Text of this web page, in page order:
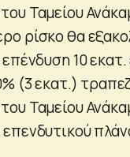
Ταμείου
ρίσκο θα
επένδυση 10
(3 εκατ.)
Ταμείου
επενδυτικού